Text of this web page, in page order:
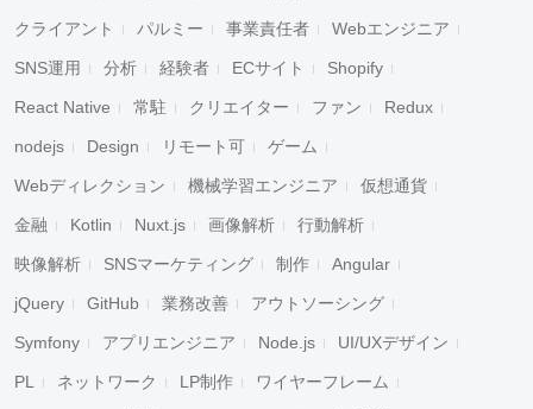
クライアント パルミー 事業責任者 Webエンジニア
SNS運用 分析 経験者 ECサイト Shopify
React Native 常駐 クリエイター ファン Redux
nodejs Design リモート可 ゲーム
Webディレクション 機械学習エンジニア 仮想通貨
金融 Kotlin Nuxt.js 画像解析 行動解析
映像解析 SNSマーケティング 制作 Angular
jQuery GitHub 業務改善 アウトソーシング
Symfony アプリエンジニア Node.js UI/UXデザイン
PL ネットワーク LP制作 ワイヤーフレーム